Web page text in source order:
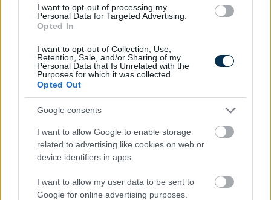
I want to opt-out of processing my
Personal Data for Targeted Advertising.
Opted In
I want to opt-out of Collection, Use,
Retention, Sale, and/or Sharing of my
Personal Data that Is Unrelated with the
Purposes for which it was collected.
Opted Out
Google consents
I want to allow Google to enable storage
related to advertising like cookies on web or
device identifiers in apps.
I want to allow my user data to be sent to
Google for online advertising purposes.
A hazai vegyipar 200 MW-al csökkentette